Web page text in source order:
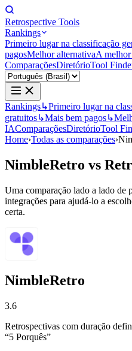
Retrospective Tools
Rankings
Primeiro lugar na classificação
pagosMelhor alternativaA
ComparaçõesDiretórioTool
Rankings↳Primeiro lugar na
gratuitos↳Mais bem pagos↳
IAComparaçõesDiretórioTool
Home›Todas as comparações›
NimbleRetro vs
Uma comparação lado a lado de
integrações para ajudá-lo a
certa.
NimbleRetro
3.6
Retrospectivas com duração
“5 Porquês”